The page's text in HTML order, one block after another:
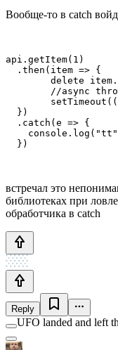
Вообще-то в catch
api.getItem(1)
  .then(item => {
delete
//async
  })
  .catch(e => {
  })
встречал это
библиотеках при
обработчика в catch
Reply
UFO landed and left